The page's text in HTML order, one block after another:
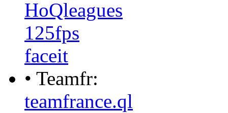
HoQleagues
125fps
faceit
• Teamfr:
teamfrance.ql